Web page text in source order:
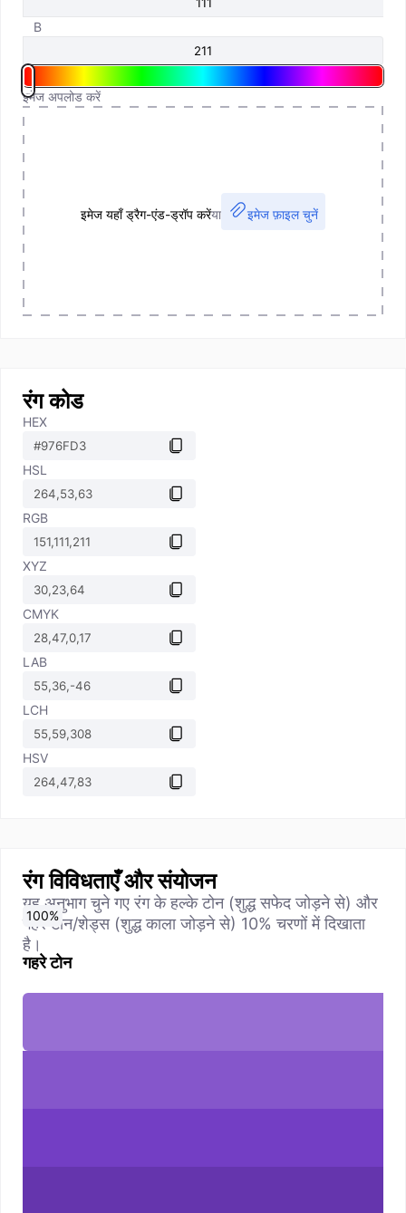
B
इमेज अपलोड करें
इमेज यहाँ ड्रैग-एंड-ड्रॉप करेंया इमेज फ़ाइल चुनें
रंग कोड
HEX
HSL
RGB
XYZ
CMYK
LAB
LCH
HSV
रंग विविधताएँ और संयोजन
यह अनुभाग चुने गए रंग के हल्के टोन (शुद्ध सफेद जोड़ने से) और
गहरे टोन/शेड्स (शुद्ध काला जोड़ने से) 10% चरणों में दिखाता
है।
गहरे टोन
0%
10%
20%
30%
40%
50%
60%
70%
80%
90%
100%